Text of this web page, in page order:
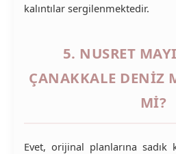
kalıntılar sergilenmektedir.
5. NUSRET
ÇANAKKALE DENIZ
MI?
Evet, orijinal planlarına sadık